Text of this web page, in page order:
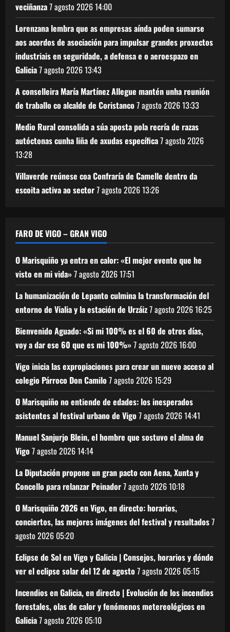
veciñanza7 agosto 202614:00
Lorenzana lembra que as empresas aínda poden sumarse
aos acordos de asociación para impulsar grandes proxectos
industriais en seguridade, a defensa e o aeroespazo en
Galicia7 agosto 202613:43
A conselleira María Martínez Allegue mantén unha reunión
de traballo co alcalde de Coristanco7 agosto 202613:33
Medio Rural consolida a súa aposta pola recría de razas
autóctonas cunha liña de axudas específica7 agosto 2026
13:28
Villaverde reúnese coa Confraría de Camelle dentro da
escoita activa ao sector7 agosto 202613:26
FARO DE VIGO – GRAN VIGO
O Marisquiño ya entra en calor: «El mejor evento que he
visto en mi vida»7 agosto 202617:51
La humanización de Lepanto culmina la transformación del
entorno de Vialia y la estación de Urzáiz7 agosto 202616:25
Bienvenido Aguado: «Si mi 100% es el 60 de otros días,
voy a dar ese 60 que es mi 100%»7 agosto 202616:00
Vigo inicia las expropiaciones para crear un nuevo acceso al
colegio Párroco Don Camilo7 agosto 202615:29
O Marisquiño no entiende de edades: los inesperados
asistentes al festival urbano de Vigo7 agosto 202614:41
Manuel Sanjurjo Blein, el hombre que sostuvo el alma de
Vigo7 agosto 202614:14
La Diputación propone un gran pacto con Aena, Xunta y
Concello para relanzar Peinador7 agosto 202610:18
O Marisquiño 2026 en Vigo, en directo: horarios,
conciertos, las mejores imágenes del festival y resultados7
agosto 2026 05:20
Eclipse de Sol en Vigo y Galicia | Consejos, horarios y dónde
ver el eclipse solar del 12 de agosto7 agosto 2026 05:15
Incendios en Galicia, en directo | Evolución de los incendios
forestales, olas de calor y fenómenos metereológicos en
Galicia7 agosto 2026 05:10